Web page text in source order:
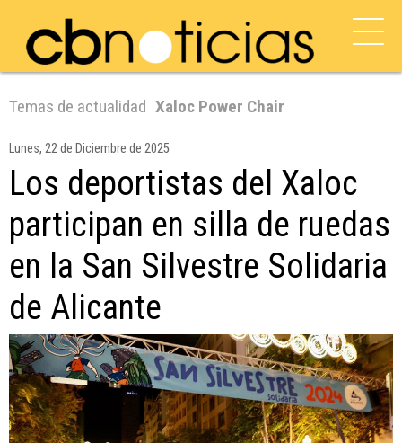
Temas de actualidad Xaloc Power Chair
Lunes, 22 de Diciembre de 2025
Los deportistas del Xaloc
participan en silla de ruedas
en la San Silvestre Solidaria
de Alicante